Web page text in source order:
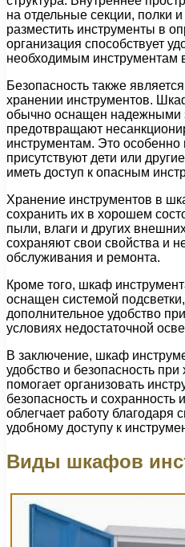
на отдельные секции, полки
разместить инструменты в
организация способствует
необходимым инструментам
Безопасность также
хранении инструментов.
обычно оснащен надежными
предотвращают
инструментам. Это
присутствуют дети или
иметь доступ к опасным
Хранение инструментов в
сохранить их в хорошем
пыли, влаги и других
сохраняют свои свойства и
обслуживания и ремонта.
Кроме того, шкаф
оснащен системой
дополнительное удобство
условиях недостаточной
В заключение, шкаф
удобство и безопасность
помогает организовать
безопасность и сохранность
облегчает работу благодаря
удобному доступу к
Виды шкафов